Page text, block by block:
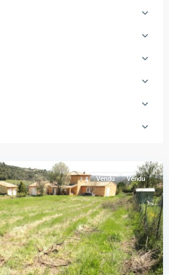
Vendu Vendu